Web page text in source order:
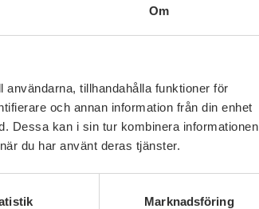
Om
tillhandahålla funktioner för
och annan information från din enhet
Dessa kan i sin tur kombinera informationen
du har använt deras tjänster.
Marknadsföring